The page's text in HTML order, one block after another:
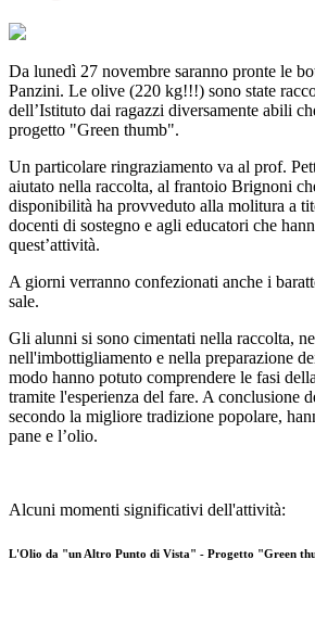
Da lunedì 27 novembre saranno pronte le
Panzini. Le olive (220 kg!!!) sono state
dell’Istituto dai ragazzi diversamente abili
progetto "Green thumb".
Un particolare ringraziamento va al prof.
aiutato nella raccolta, al frantoio Brignoni
disponibilità ha provveduto alla molitura a
docenti di sostegno e agli educatori che
quest’attività.
A giorni verranno confezionati anche i
sale.
Gli alunni si sono cimentati nella raccolta,
nell'imbottigliamento e nella preparazione
modo hanno potuto comprendere le fasi
tramite l'esperienza del fare. A conclusione
secondo la migliore tradizione popolare,
pane e l’olio.
Alcuni momenti significativi dell'attività:
L'Olio da "un Altro Punto di Vista" - Progetto "Green